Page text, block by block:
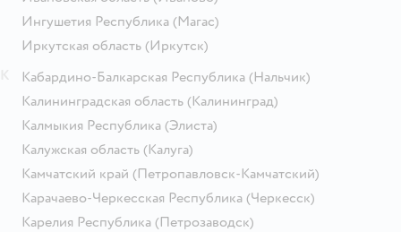
Ингушетия Республика (Магас)
Иркутская область (Иркутск)
Кабардино-Балкарская Республика (Нальчик)
Калининградская область (Калининград)
Калмыкия Республика (Элиста)
Калужская область (Калуга)
Камчатский край (Петропавловск-Камчатский)
Карачаево-Черкесская Республика (Черкесск)
Карелия Республика (Петрозаводск)